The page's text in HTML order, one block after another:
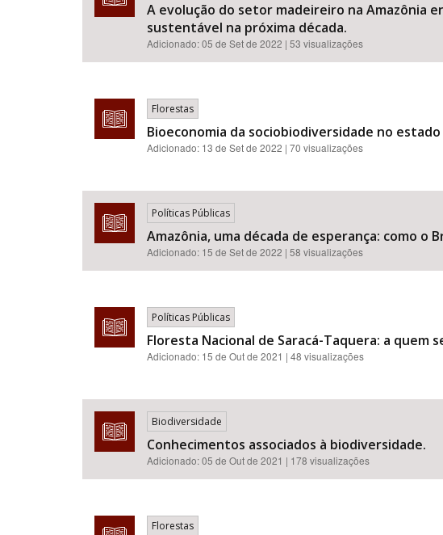
A evolução do setor madeireiro na Amazônia
sustentável na próxima década.
Adicionado:05 de Set de 2022 | 53 visualizações
Florestas
Bioeconomia da sociobiodiversidade no estado
Adicionado: 13 de Set de 2022 | 70 visualizações
Políticas Públicas
Amazônia, uma década de esperança: como
Adicionado: 15 de Set de 2022 | 58 visualizações
Políticas Públicas
Floresta Nacional de Saracá-Taquera: a
Adicionado: 15 de Out de 2021 | 48 visualizações
Biodiversidade
Conhecimentos associados à biodiversidade.
Adicionado:05 de Out de 2021 | 178 visualizações
Florestas